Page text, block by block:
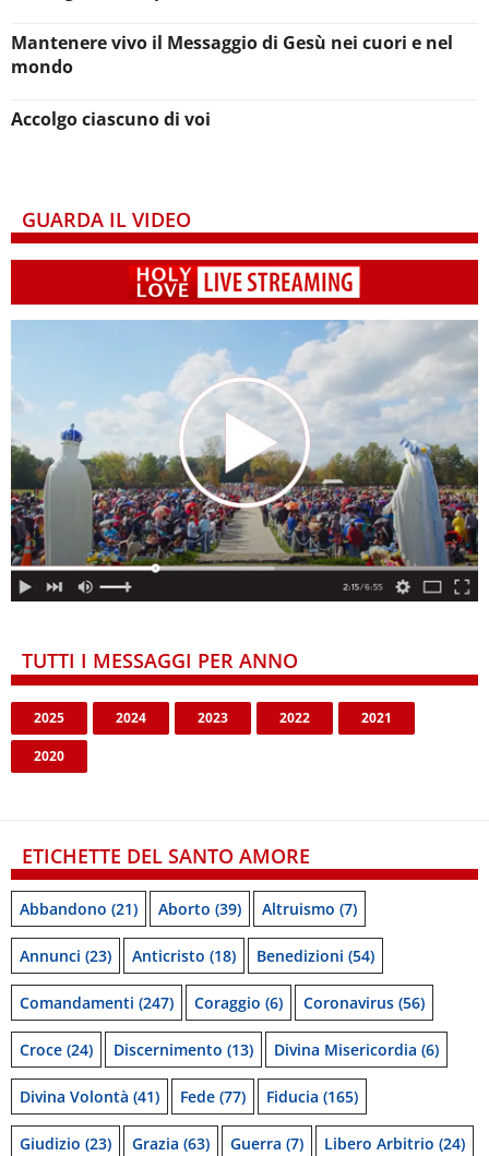
Mantenere vivo il Messaggio di Gesù nei cuori e nel
mondo
Accolgo ciascuno di voi
GUARDA IL VIDEO
TUTTI I MESSAGGI PER ANNO
2025 2024 2023 2022 2021
2020
ETICHETTE DEL SANTO AMORE
Abbandono (21) Aborto (39) Altruismo (7)
Annunci (23) Anticristo (18) Benedizioni (54)
Comandamenti (247) Coraggio (6) Coronavirus (56)
Croce (24) Discernimento (13) Divina Misericordia (6)
Divina Volontà (41) Fede (77) Fiducia (165)
Giudizio (23) Grazia (63) Guerra (7) Libero Arbitrio (24)